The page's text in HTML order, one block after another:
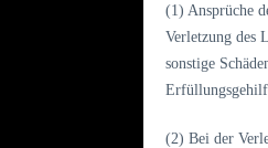
(1) Ansprüche
Verletzung des
sonstige
(2) Bei der